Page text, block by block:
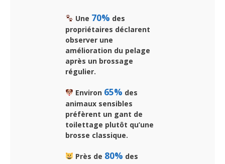
Une 70% des
propriétaires déclarent
observer une
amélioration du pelage
après un brossage
régulier.
Environ 65% des
animaux sensibles
préfèrent un gant de
toilettage plutôt qu’une
brosse classique.
Près de 80% des